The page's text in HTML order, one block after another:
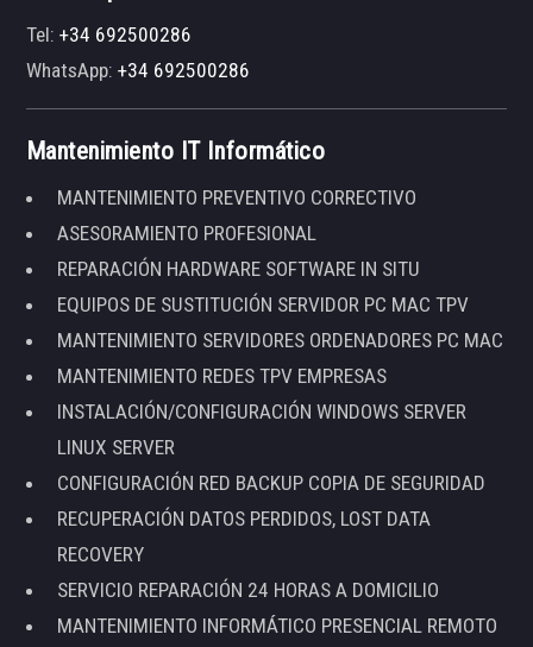
Tel:+34 692500286
WhatsApp:+34 692500286
Mantenimiento IT Informático
MANTENIMIENTO PREVENTIVO CORRECTIVO
ASESORAMIENTO PROFESIONAL
REPARACIÓN HARDWARE SOFTWARE IN SITU
EQUIPOS DE SUSTITUCIÓN SERVIDOR PC MAC TPV
MANTENIMIENTO SERVIDORES ORDENADORES PC MAC
MANTENIMIENTO REDES TPV EMPRESAS
INSTALACIÓN/CONFIGURACIÓN WINDOWS SERVER
LINUX SERVER
CONFIGURACIÓN RED BACKUP COPIA DE SEGURIDAD
RECUPERACIÓN DATOS PERDIDOS, LOST DATA
RECOVERY
SERVICIO REPARACIÓN 24 HORAS A DOMICILIO
MANTENIMIENTO INFORMÁTICO PRESENCIAL REMOTO